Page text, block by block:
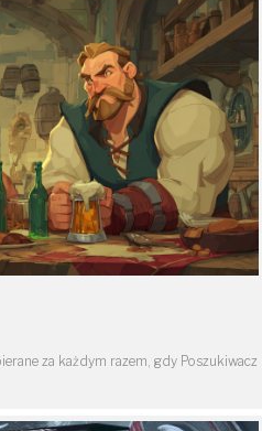
za każdym razem, gdy Poszukiwacz